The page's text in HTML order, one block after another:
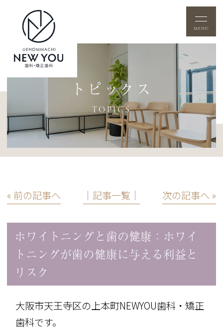
トピックス
TOPICS
« 前の記事へ │記事一覧│ 次の記事へ »
ホワイトニングと歯の健康：ホワイ
トニングが歯の健康に与える利益と
リスク
大阪市天王寺区の上本町NEWYOU歯科・矯正
歯科です。